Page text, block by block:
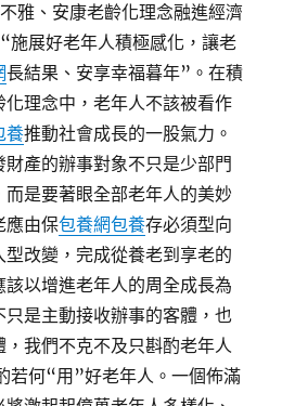
雅、安康老齡化理念融進經濟
施展好老年人積極感化，讓老
長結果、安享幸福暮年”。在積
理念中，老年人不該被看作
養推動社會成長的一股氣力。
產的辦事對象不只是少部門
是要著眼全部老年人的美妙
應由保包養網包養存必須型向
改變，完成從養老到享老的
以增進老年人的周全成長為
是主動接收辦事的客體，也
我們不克不及只斟酌老年人
若何“用”好老年人。一個佈滿